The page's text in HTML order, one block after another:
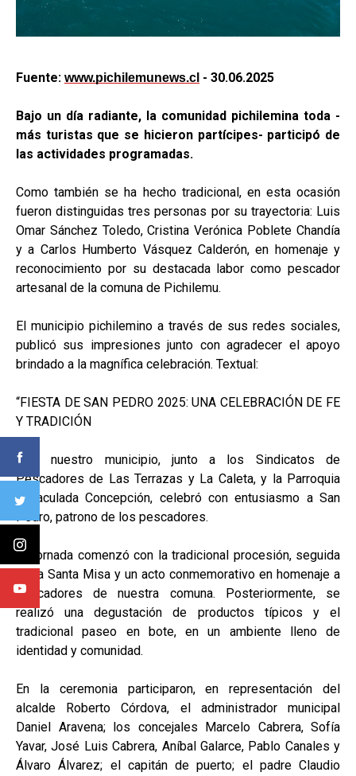
Fuente: www.pichilemunews.cl - 30.06.2025
Bajo un día radiante, la comunidad pichilemina toda -
más turistas que se hicieron partícipes- participó de
las actividades programadas.
Como también se ha hecho tradicional, en esta ocasión
fueron distinguidas tres personas por su trayectoria: Luis
Omar Sánchez Toledo, Cristina Verónica Poblete Chandía
y a Carlos Humberto Vásquez Calderón, en homenaje y
reconocimiento por su destacada labor como pescador
artesanal de la comuna de Pichilemu.
El municipio pichilemino a través de sus redes sociales,
publicó sus impresiones junto con agradecer el apoyo
brindado a la magnífica celebración. Textual:
“FIESTA DE SAN PEDRO 2025: UNA CELEBRACIÓN DE FE
Y TRADICIÓN
Hoy, nuestro municipio, junto a los Sindicatos de
Pescadores de Las Terrazas y La Caleta, y la Parroquia
Inmaculada Concepción, celebró con entusiasmo a San
Pedro, patrono de los pescadores.
La jornada comenzó con la tradicional procesión, seguida
de la Santa Misa y un acto conmemorativo en homenaje a
pescadores de nuestra comuna. Posteriormente, se
realizó una degustación de productos típicos y el
tradicional paseo en bote, en un ambiente lleno de
identidad y comunidad.
En la ceremonia participaron, en representación del
alcalde Roberto Córdova, el administrador municipal
Daniel Aravena; los concejales Marcelo Cabrera, Sofía
Yavar, José Luis Cabrera, Aníbal Galarce, Pablo Canales y
Álvaro Álvarez; el capitán de puerto; el padre Claudio